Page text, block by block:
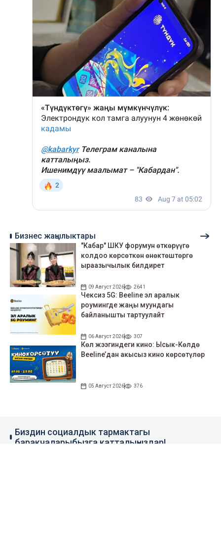
Бизнес жаңылыктары
"Кабар" ШКУ форумун өткөрүүгө
колдоо көрсөткөн өнөктөштөргө
ыраазычылык билдирет
09 Август 2026 2641
Чексиз 5G: Beeline эл аралык
роумингде жаңы муундагы
байланышты тартуулайт
06 Август 2026 307
Көл жээгиндеги кино: Ысык-Көлдө
Beeline’дан акысыз кино көрсөтүлөр
05 Август 2026 376
Биздин социалдык тармактагы
баракчаларыбызга катталыңыздар!